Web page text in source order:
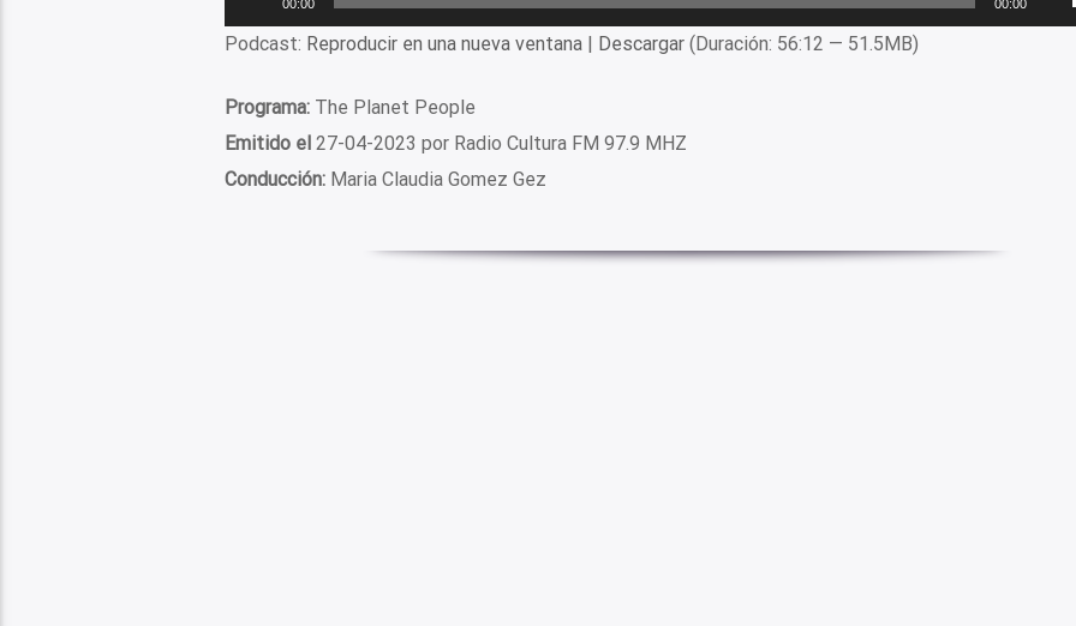
de
00:00 00:00
Podcast: Reproducir en una nueva ventana| Descargar(Duración: 56:12 — 51.5MB)
Programa:The Planet People
Emitido el27-04-2023 por Radio Cultura FM 97.9 MHZ
Conducción:Maria Claudia Gomez Gez